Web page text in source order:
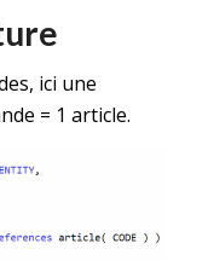
ici une
= 1 article.